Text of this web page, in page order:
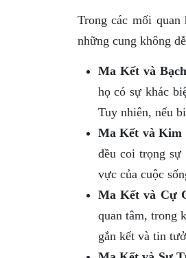
Trong các mối
những cung không
Ma Kết và
họ có sự khác
Tuy nhiên, nếu
Ma Kết và Kim
đều coi trọng
vực của cuộc
Ma Kết và Cự
quan tâm, trong
gắn kết và tin